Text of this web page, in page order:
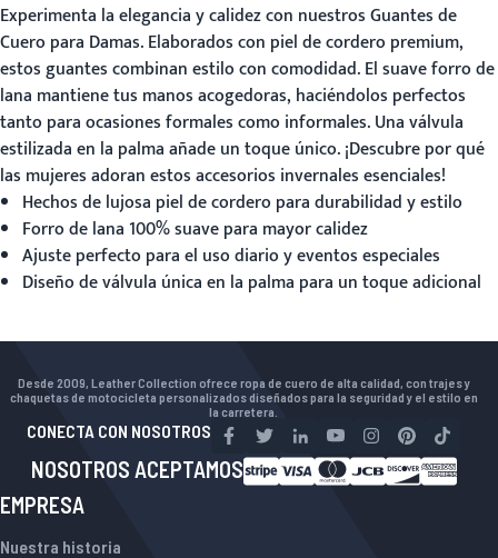
Experimenta la elegancia y calidez con nuestrosGuantes de
Cuero para Damas. Elaborados con piel de cordero premium,
estos guantes combinan estilo con comodidad. El suave forro de
lana mantiene tus manos acogedoras, haciéndolos perfectos
tanto para ocasiones formales como informales. Una válvula
estilizada en la palma añade un toque único. ¡Descubre por qué
las mujeres adoran estos accesorios invernales esenciales!
Hechos de lujosa piel de cordero para durabilidad y estilo
Forro de lana 100% suave para mayor calidez
Ajuste perfecto para el uso diario y eventos especiales
Diseño de válvula única en la palma para un toque adicional
Desde 2009, Leather Collection ofrece ropa de cuero de alta calidad, con trajes y
chaquetas de motocicleta personalizados diseñados para la seguridad y el estilo en
la carretera.
CONECTA CON NOSOTROS
NOSOTROS ACEPTAMOS
EMPRESA
Nuestra historia